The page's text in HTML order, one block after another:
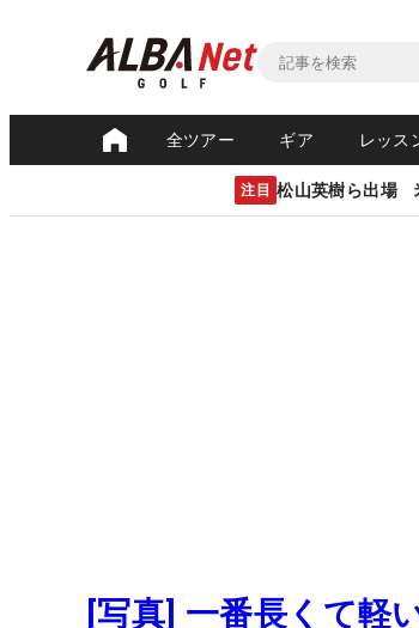
全ツアー ギア レッス
注目 松山英樹ら出場
[写真] 一番長くて軽